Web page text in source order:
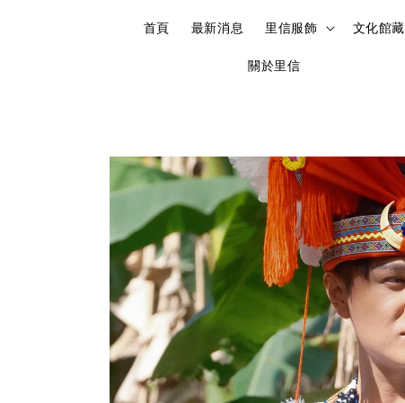
首頁 最新消息 里信服飾 文化館藏
關於里信